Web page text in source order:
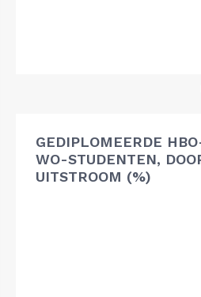
GEDIPLOMEERDE
WO-STUDENTEN,
UITSTROOM (%)